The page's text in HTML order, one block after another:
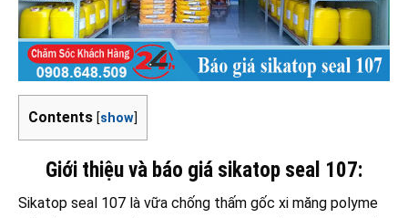
Contents [show]
Giới thiệu và báo giá sikatop seal 107:
Sikatop seal 107 là vữa chống thấm gốc xi măng polyme